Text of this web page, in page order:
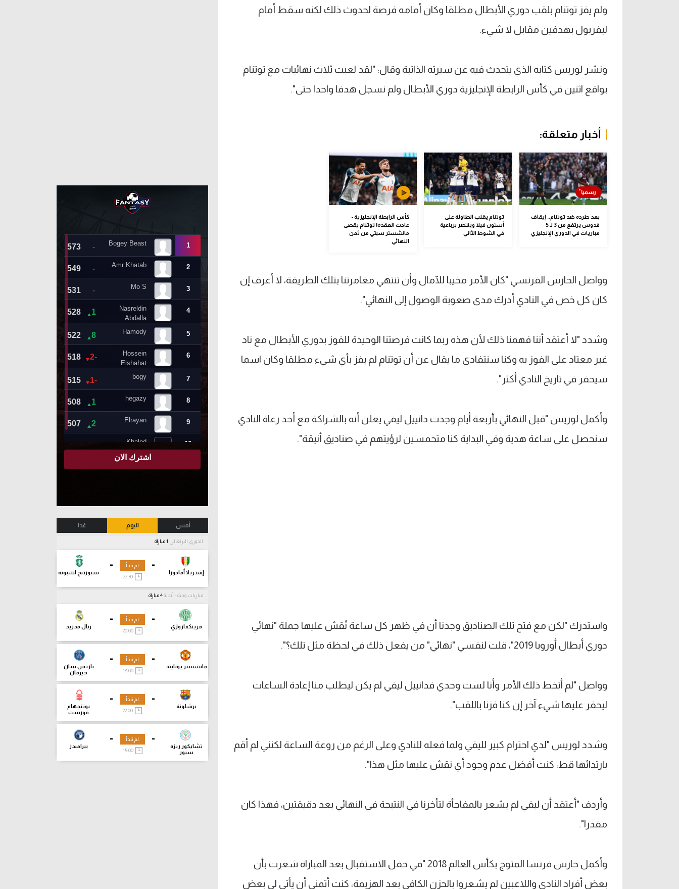
ولم يفز توتنام بلقب دوري الأبطال مطلقا وكان أمامه فرصة لحدوث ذلك لكنه سقط أمام
ليفربول بهدفين مقابل لا شيء.
ونشر لوريس كتابه الذي يتحدث فيه عن سيرته الذاتية وقال: "لقد لعبت ثلاث نهائيات مع توتنام
بواقع اثنين في كأس الرابطة الإنجليزية دوري الأبطال ولم نسجل هدفا واحدا حتى".
أخبار متعلقة:
بعد طرده ضد توتنام.. إيقاف
قدوس يرتفع من 3 لـ 5
مباريات في الدوري الإنجليزي
توتنام يقلب الطاولة على
أستون فيلا وينتصر برباعية
في الشوط الثاني
كأس الرابطة الإنجليزية -
عادت العقدة! توتنام يقصى
مانشستر سيتي من ثمن
النهائي
وواصل الحارس الفرنسي "كان الأمر مخيبا للآمال وأن تنتهي مغامرتنا بتلك الطريقة، لا أعرف إن
كان كل خص في النادي أدرك مدى صعوبة الوصول إلى النهائي".
وشدد "لا أعتقد أننا فهمنا ذلك لأن هذه ربما كانت فرصتنا الوحيدة للفوز بدوري الأبطال مع ناد
غير معتاد على الفوز به وكنا سنتفادى ما يقال عن أن توتنام لم يفز بأي شيء مطلقا وكان اسما
سيحفر في تاريخ النادي أكثر".
وأكمل لوريس "قبل النهائي بأربعة أيام وجدت دانييل ليفي يعلن أنه بالشراكة مع أحد رعاة النادي
سنحصل على ساعة هدية وفي البداية كنا متحمسين لرؤيتهم في صناديق أنيقة".
واستدرك "لكن مع فتح تلك الصناديق وجدنا أن في ظهر كل ساعة نُقش عليها جملة "نهائي
دوري أبطال أوروبا 2019"، قلت لنفسي "نهائي" من يفعل ذلك في لحظة مثل تلك؟".
وواصل "لم أتخط ذلك الأمر وأنا لست وحدي فدانييل ليفي لم يكن ليطلب منا إعادة الساعات
ليحفر عليها شيء آخر إن كنا فزنا باللقب".
وشدد لوريس "لدي احترام كبير لليفي ولما فعله للنادي وعلى الرغم من روعة الساعة لكنني لم أقم
بارتدائها قط، كنت أفضل عدم وجود أي نقش عليها مثل هذا".
وأردف "أعتقد أن ليفي لم يشعر بالمفاجأة لتأخرنا في النتيجة في النهائي بعد دقيقتين، فهذا كان
مقدرا".
وأكمل حارس فرنسا المتوج بكأس العالم 2018 "في حفل الاستقبال بعد المباراة شعرت بأن
بعض أفراد النادي واللاعبين لم يشعروا بالحزن الكافي بعد الهزيمة، كنت أتمنى أن يأتي لي بعض
أمس اليوم غدا
الدوري البرتغالي
-
إشتريلا أمادورا
-
سبورتنج لشبونة
لم تبدأ
22:30
مباريات ودية - أندية
-
فرينكفاروزي
-
ريال مدريد
لم تبدأ
20:00
-
مانشستر يونايتد
-
باريس سان
جيرمان
لم تبدأ
18:00
-
برشلونة
-
نوتنجهام
فورست
لم تبدأ
-
تشايكور ريزه
سبور
-
بيراميدز
لم تبدأ
15:00